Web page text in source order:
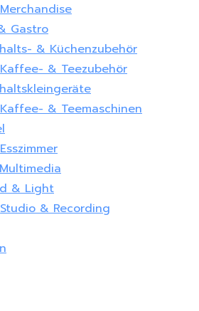
Merchandise
Gastro
& Küchenzubehör
Kaffee- & Teezubehör
Kaffee- & Teemaschinen
Esszimmer
& Light
Studio & Recording